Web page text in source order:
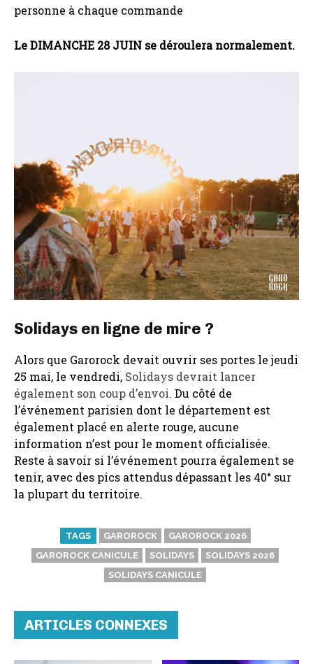
personne à chaque commande
Le DIMANCHE 28 JUIN se déroulera normalement.
Solidays en ligne de mire ?
Alors que Garorock devait ouvrir ses portes le jeudi
25 mai, le vendredi, Solidays devrait lancer
également son coup d’envoi. Du côté de
l’événement parisien dont le département est
également placé en alerte rouge, aucune
information n’est pour le moment officialisée.
Reste à savoir si l’événement pourra également se
tenir, avec des pics attendus dépassant les 40° sur
la plupart du territoire.
TAGS GAROROCK
GAROROCK 2026
GAROROCK CANICULE
SOLIDAYS
SOLIDAYS 2026
SOLIDAYS CANICULE
ARTICLES CONNEXES